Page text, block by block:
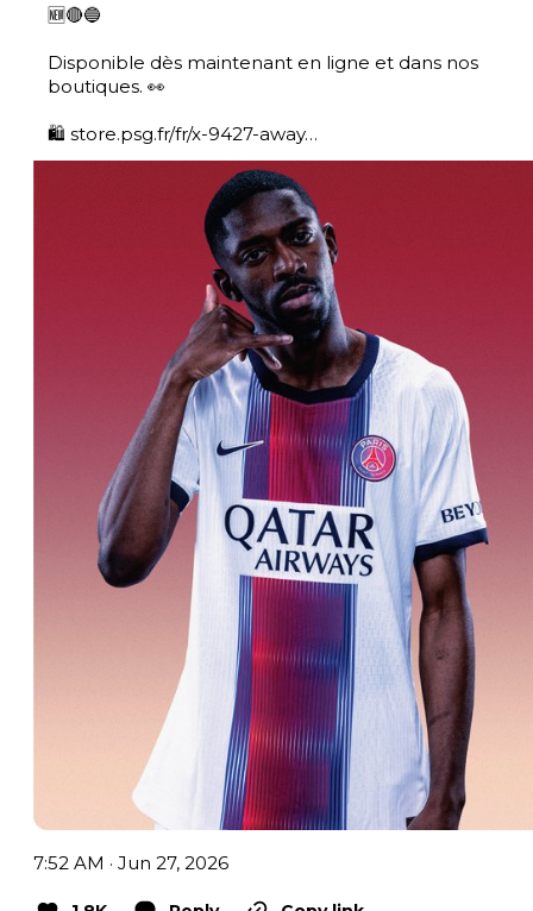
🆕🔴🔵
Disponible dès maintenant en ligne et dans nos
boutiques. 👀
🛍️ store.psg.fr/fr/x-9427-away…
7:52 AM · Jun 27, 2026